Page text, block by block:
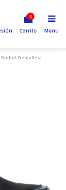
0
Carrito Menu
Cremallera